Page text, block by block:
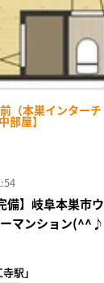
（本巣インターチ
部屋】
備】岐阜本巣市ウ
マンション(^^♪
駅」